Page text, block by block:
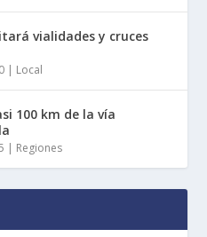
vialidades y cruces
| Local
100 km de la vía
| Regiones